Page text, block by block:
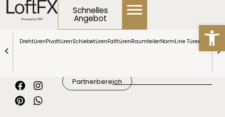
springen
Schnelles
Angebot
DrehtürenPivottürenSchiebetürenFalttürenRaumteilerNormLine Türen Tenzo
Partnerbereich